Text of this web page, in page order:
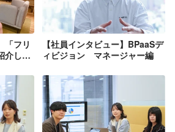
「フリ
介しま
【社員インタビュー】BPaaSデ
ィビジョン マネージャー編